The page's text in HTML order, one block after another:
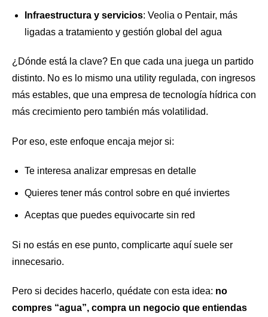
Infraestructura y servicios: Veolia o Pentair, más
ligadas a tratamiento y gestión global del agua
¿Dónde está la clave? En que cada una juega un partido
distinto. No es lo mismo una utility regulada, con ingresos
más estables, que una empresa de tecnología hídrica con
más crecimiento pero también más volatilidad.
Por eso, este enfoque encaja mejor si:
Te interesa analizar empresas en detalle
Quieres tener más control sobre en qué inviertes
Aceptas que puedes equivocarte sin red
Si no estás en ese punto, complicarte aquí suele ser
innecesario.
Pero si decides hacerlo, quédate con esta idea: no
compres “agua”, compra un negocio que entiendas